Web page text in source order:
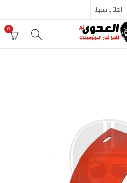
اهلاً و سهلاً
0